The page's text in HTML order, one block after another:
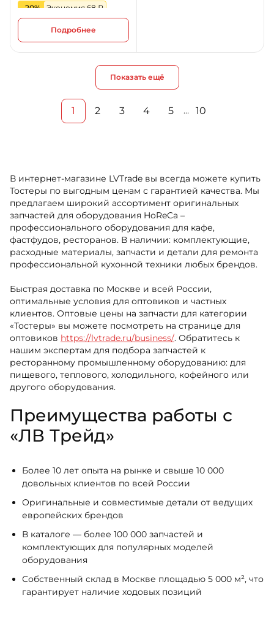
-20%
Экономия 68 ₽
Подробнее
Показать ещё
1 2 3 4 5 … 10
В интернет-магазине LVTrade вы всегда можете купить
Тостеры по выгодным ценам с гарантией качества. Мы
предлагаем широкий ассортимент оригинальных
запчастей для оборудования HoReCa –
профессионального оборудования для кафе,
фастфудов, ресторанов. В наличии: комплектующие,
расходные материалы, запчасти и детали для ремонта
профессиональной кухонной техники любых брендов.
Быстрая доставка по Москве и всей России,
оптимальные условия для оптовиков и частных
клиентов. Оптовые цены на запчасти для категории
«Тостеры» вы можете посмотреть на странице для
оптовиков https://lvtrade.ru/business/. Обратитесь к
нашим экспертам для подбора запчастей к
ресторанному промышленному оборудованию: для
пищевого, теплового, холодильного, кофейного или
другого оборудования.
Преимущества работы с
«ЛВ Трейд»
Более 10 лет опыта на рынке и свыше 10 000
довольных клиентов по всей России
Оригинальные и совместимые детали от ведущих
европейских брендов
В каталоге — более 100 000 запчастей и
комплектующих для популярных моделей
оборудования
Собственный склад в Москве площадью 5 000 м², что
гарантирует наличие ходовых позиций